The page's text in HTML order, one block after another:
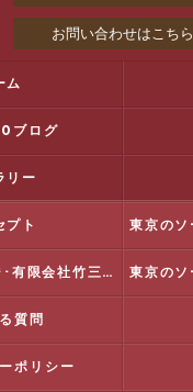
お問い合わせはこちら
ム
ブログ
リー
プト
東京のソーセージ･有限会社竹三商店の評判
質問
ポリシー